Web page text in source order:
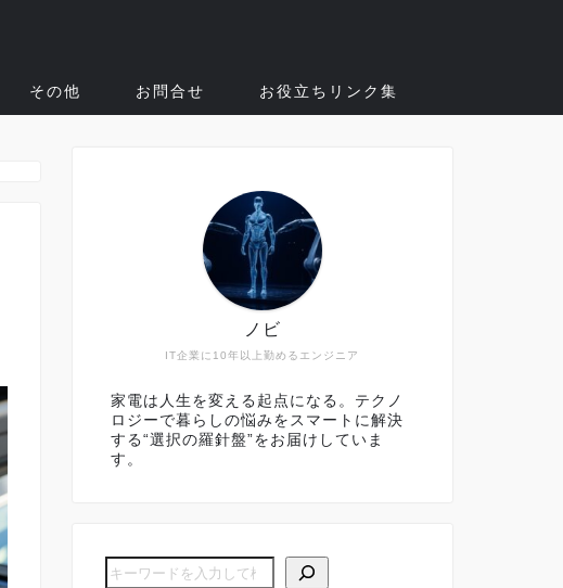
その他 お問合せ お役立ちリンク集
IT企業に10年以上勤めるエンジニア
ノビ
家電は人生を変える起点になる。テクノ
ロジーで暮らしの悩みをスマートに解決
する“選択の羅針盤”をお届けしていま
す。